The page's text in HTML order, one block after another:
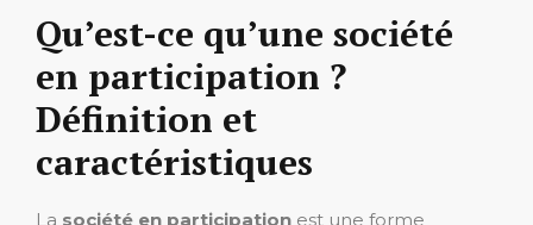
Qu’est-ce qu’une société
en participation ?
Définition et
caractéristiques
La société en participation est une forme